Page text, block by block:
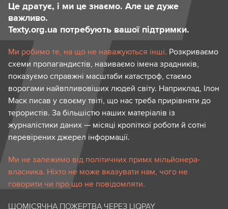
Це дратує, і ми це знаємо. Але це дуже
важливо.
Texty.org.ua потребують вашої підтримки.
Ми робимо те, на що не наважуються інші. Розкриваємо
схеми пропагандистів, називаємо імена зрадників,
показуємо справжні масштаби катастроф, стаємо
ворогами найвпливовіших людей світу. Наприклад, Ілон
Маск писав у своєму твіті, що нас треба прирівняти до
терористів. За більшістю наших матеріалів із
журналістики даних — місяці кропіткої роботи й сотні
перевірених джерел інформації.
Ми не залежимо від політичних примх мільйонера-
власника. Ніхто не може вказувати нам, чого не
говорити чи про що не повідомляти.
ЩОМІСЯЧНА ПОЖЕРТВА ЧЕРЕЗ LIQPAY